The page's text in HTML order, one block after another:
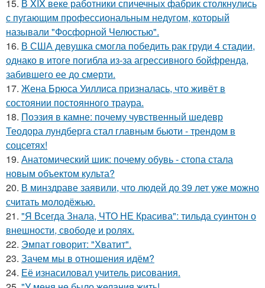
15. В XIX веке работники спичечных фабрик столкнулись
с пугающим профессиональным недугом, который
называли "Фосфорной Челюстью".
16. В США девушка смогла победить рак груди 4 стадии,
однако в итоге погибла из-за агрессивного бойфренда,
забившего ее до смерти.
17. Жена Брюса Уиллиса призналась, что живёт в
состоянии постоянного траура.
18. Поэзия в камне: почему чувственный шедевр
Теодора лундберга стал главным бьюти - трендом в
соцсетях!
19. Анатомический шик: почему обувь - стопа стала
новым объектом культа?
20. В минздраве заявили, что людей до 39 лет уже можно
считать молодёжью.
21. "Я Всегда Знала, ЧТО НЕ Красива": тильда суинтон о
внешности, свободе и ролях.
22. Эмпат говорит: "Хватит".
23. Зачем мы в отношения идём?
24. Её изнасиловал учитель рисования.